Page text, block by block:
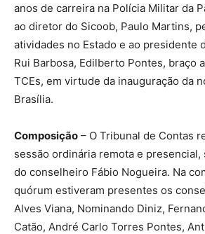
anos de carreira na Polícia Militar da
ao diretor do Sicoob, Paulo Martins,
atividades no Estado e ao presidente
Rui Barbosa, Edilberto Pontes, braço
TCEs, em virtude da inauguração da
Brasília.
Composição – O Tribunal de Contas
sessão ordinária remota e
do conselheiro Fábio Nogueira. Na
quórum estiveram presentes os
Alves Viana, Nominando Diniz,
Catão, André Carlo Torres Pontes,